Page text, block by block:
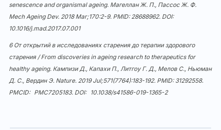
senescence and organismal ageing. Магеллан Ж. П., Пассос Ж. Ф.
Mech Ageing Dev. 2018 Mar;170:2-9. PMID: 28688962. DOI:
10.1016/j.mad.2017.07.001
6 От открытий в исследованиях старения до терапии здорового
старения / From discoveries in ageing research to therapeutics for
healthy ageing. Кампизи Д., Капахи П., Литгоу Г. Д., Мелов С., Ньюман
Д. С., Вердин Э. Nature. 2019 Jul;571(7764):183-192. PMID: 31292558.
PMCID: PMC7205183. DOI: 10.1038/s41586-019-1365-2